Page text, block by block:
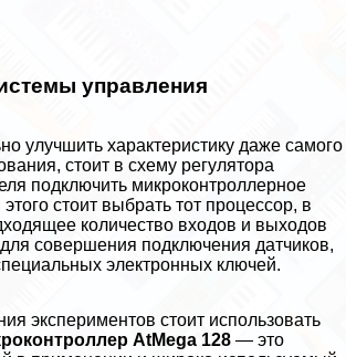
управления
улучшить хаpaктеристику даже самого
стоит в схему регулятора
подключить микроконтроллерное
стоит выбрать тот процессор, в
количество входов и выходов
совершения подключения датчиков,
электронных ключей.
экспериментов стоит использовать
AtMega 128 — это